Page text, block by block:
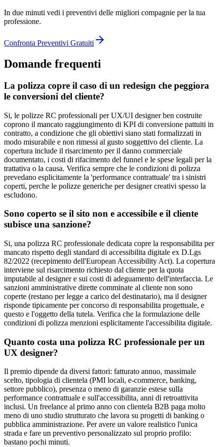
In due minuti vedi i preventivi delle migliori compagnie per la tua
professione.
Confronta Preventivi Gratuiti
Domande frequenti
La polizza copre il caso di un redesign che peggiora
le conversioni del cliente?
Si, le polizze RC professionali per UX/UI designer ben costruite
coprono il mancato raggiungimento di KPI di conversione pattuiti in
contratto, a condizione che gli obiettivi siano stati formalizzati in
modo misurabile e non rimessi al gusto soggettivo del cliente. La
copertura include il risarcimento per il danno commerciale
documentato, i costi di rifacimento del funnel e le spese legali per la
trattativa o la causa. Verifica sempre che le condizioni di polizza
prevedano esplicitamente la 'performance contrattuale' tra i sinistri
coperti, perche le polizze generiche per designer creativi spesso la
escludono.
Sono coperto se il sito non e accessibile e il cliente
subisce una sanzione?
Si, una polizza RC professionale dedicata copre la responsabilita per
mancato rispetto degli standard di accessibilita digitale ex D.Lgs
82/2022 (recepimento dell'European Accessibility Act). La copertura
interviene sul risarcimento richiesto dal cliente per la quota
imputabile al designer e sui costi di adeguamento dell'interfaccia. Le
sanzioni amministrative dirette comminate al cliente non sono
coperte (restano per legge a carico del destinatario), ma il designer
risponde tipicamente per concorso di responsabilita progettuale, e
questo e l'oggetto della tutela. Verifica che la formulazione delle
condizioni di polizza menzioni esplicitamente l'accessibilita digitale.
Quanto costa una polizza RC professionale per un
UX designer?
Il premio dipende da diversi fattori: fatturato annuo, massimale
scelto, tipologia di clientela (PMI locali, e-commerce, banking,
settore pubblico), presenza o meno di garanzie estese sulla
performance contrattuale e sull'accessibilita, anni di retroattivita
inclusi. Un freelance al primo anno con clientela B2B paga molto
meno di uno studio strutturato che lavora su progetti di banking o
pubblica amministrazione. Per avere un valore realistico l'unica
strada e fare un preventivo personalizzato sul proprio profilo:
bastano pochi minuti.